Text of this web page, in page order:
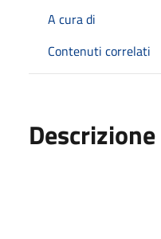
A cura di
Contenuti correlati
Descrizione